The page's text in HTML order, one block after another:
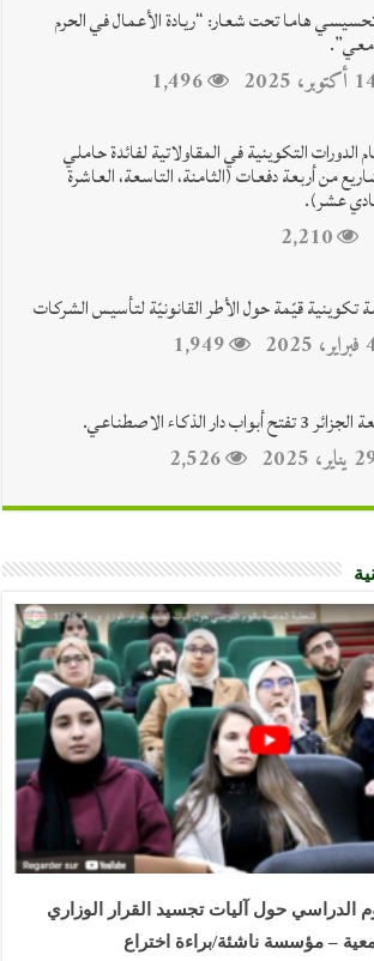
هاما تحت شعار: “ريادة الأعمال في الحرم
2025
1,496
الدورات التكوينية في المقاولاتية لفائدة حاملي
من أربعة دفعات (الثامنة، التاسعة، العاشرة
عشر).
2,210
تكوينية قيّمة حول الأطر القانونيّة لتأسيس الشركات
2025
1,949
أبواب دار الذكاء الاصطناعي.
2025
2,526
الدراسي حول آليات تجسيد القرار الوزاري